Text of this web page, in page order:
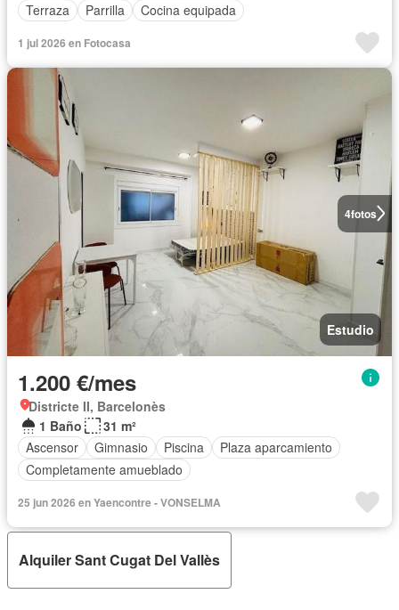
Terraza
Parrilla Cocina equipada
1 jul 2026 en Fotocasa
4fotos
Estudio
1.200 €/mes
Districte II, Barcelonès
1 Baño
31 m²
Ascensor
Gimnasio Piscina
Plaza aparcamiento
Completamente amueblado
25 jun 2026 en Yaencontre - VONSELMA
Alquiler Sant Cugat Del Vallès